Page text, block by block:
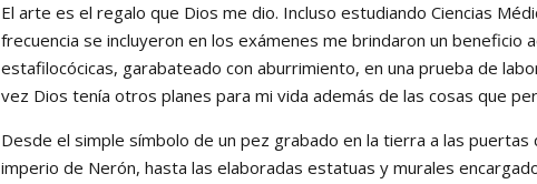
El arte es el regalo que Dios me dio. Incluso estudiando Ciencias
frecuencia se incluyeron en los exámenes me brindaron un
estafilocócicas, garabateado con aburrimiento, en una prueba de
vez Dios tenía otros planes para mi vida además de las cosas que
Desde el simple símbolo de un pez grabado en la tierra a las
imperio de Nerón, hasta las elaboradas estatuas y murales